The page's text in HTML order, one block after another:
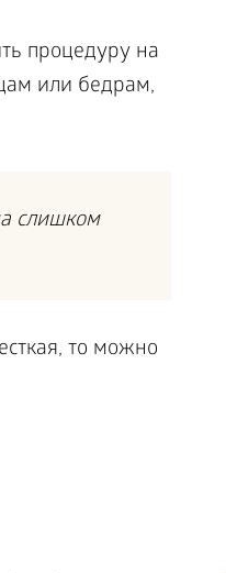
процедуру на
или бедрам,
слишком